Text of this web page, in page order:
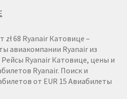
zł 68 Ryanair Катовице –
авиакомпании Ryanair из
Ryanair Катовице, цены и
Ryanair. Поиск и
от EUR 15 Авиабилеты